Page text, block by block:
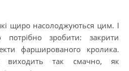
щиро насолоджуються цим. І
зробити: закрити
фаршированого кролика.
виходить так смачно, як